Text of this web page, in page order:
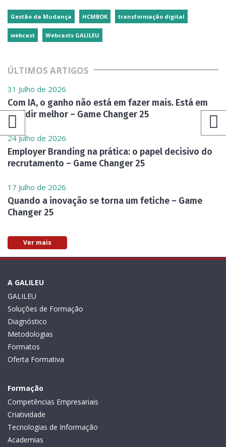
Gestão da Mudança HCMBOK transformação digital
webcast Webcasts GALILEU
ÚLTIMOS ARTIGOS
31 Julho de 2026
Com IA, o ganho não está em fazer mais. Está em
decidir melhor – Game Changer 25
24 Julho de 2026
Employer Branding na prática: o papel decisivo do
recrutamento – Game Changer 25
17 Julho de 2026
Quando a inovação se torna um fetiche – Game
Changer 25
Ver mais
A GALILEU
GALILEU
Soluções de Formação
Diagnóstico
Metodologias
Formatos
Oferta Formativa
Formação
Competências Empresariais
Criatividade
Tecnologias de Informação
Academias